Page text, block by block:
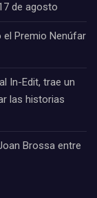
de agosto
el Premio Nenúfar
In-Edit, trae un
las historias
Brossa entre